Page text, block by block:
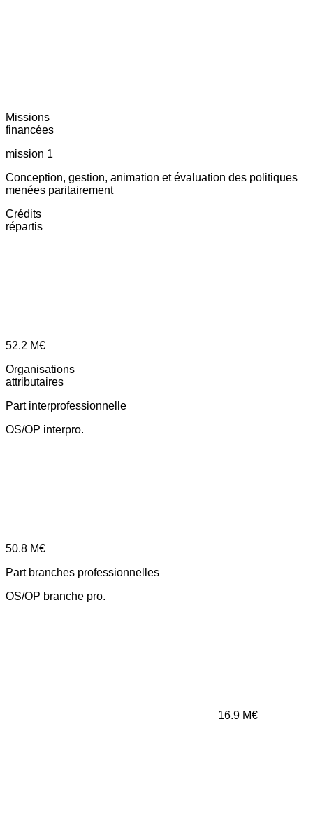
Missions
financées
mission 1
Conception, gestion, animation et évaluation des politiques
menées paritairement
Crédits
répartis
52.2 M€
Organisations
attributaires
Part interprofessionnelle
OS/OP interpro.
50.8 M€
Part branches professionnelles
OS/OP branche pro.
16.9 M€